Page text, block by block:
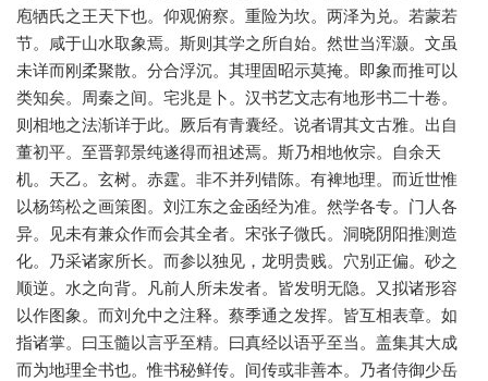
庖牺氏之王天下也。仰观俯察。重险为坎。两泽为兑。若蒙若
节。咸于山水取象焉。斯则其学之所自始。然世当浑灏。文虽
未详而刚柔聚散。分合浮沉。其理固昭示莫掩。即象而推可以
类知矣。周秦之间。宅兆是卜。汉书艺文志有地形书二十卷。
则相地之法渐详于此。厥后有青囊经。说者谓其文古雅。出自
董初平。至晋郭景纯遂得而祖述焉。斯乃相地攸宗。自余天
机。天乙。玄树。赤霆。非不并列错陈。有裨地理。而近世惟
以杨筠松之画策图。刘江东之金函经为准。然学各专。门人各
异。见未有兼众作而会其全者。宋张子微氏。洞晓阴阳推测造
化。乃采诸家所长。而参以独见，龙明贵贱。穴别正偏。砂之
顺逆。水之向背。凡前人所未发者。皆发明无隐。又拟诸形容
以作图象。而刘允中之注释。蔡季通之发挥。皆互相表章。如
指诸掌。曰玉髓以言乎至精。曰真经以语乎至当。盖集其大成
而为地理全书也。惟书秘鲜传。间传或非善本。乃者侍御少岳